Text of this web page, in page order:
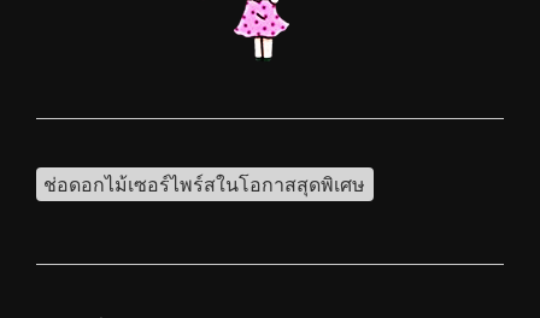
ช่อดอกไม้เซอร์ไพร์สในโอกาสสุดพิเศษ